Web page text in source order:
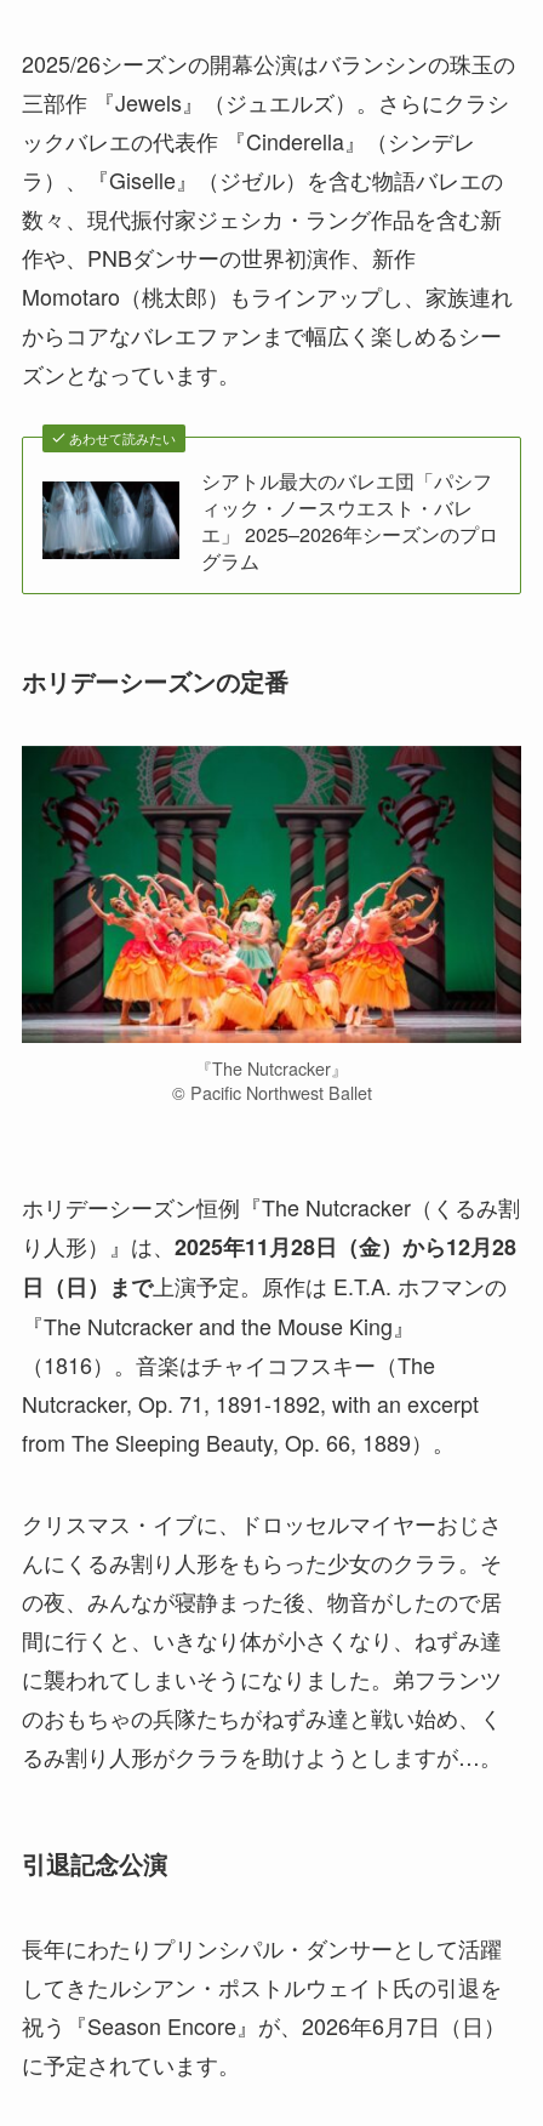
2025/26シーズンの開幕公演はバランシンの珠玉の
三部作 『Jewels』（ジュエルズ）。さらにクラシ
ックバレエの代表作 『Cinderella』（シンデレ
ラ）、『Giselle』（ジゼル）を含む物語バレエの
数々、現代振付家ジェシカ・ラング作品を含む新
作や、PNBダンサーの世界初演作、新作
Momotaro（桃太郎）もラインアップし、家族連れ
からコアなバレエファンまで幅広く楽しめるシー
ズンとなっています。
あわせて読みたい
シアトル最大のバレエ団「パシフ
ィック・ノースウエスト・バレ
エ」 2025–2026年シーズンのプロ
グラム
ホリデーシーズンの定番
『The Nutcracker』
©︎ Pacific Northwest Ballet
ホリデーシーズン恒例『The Nutcracker（くるみ割
り人形）』は、 2025年11月28日（金）から12月28
日（日）まで上演予定。原作は E.T.A. ホフマンの
『The Nutcracker and the Mouse King』
（1816）。音楽はチャイコフスキー（The
Nutcracker, Op. 71, 1891-1892, with an excerpt
from The Sleeping Beauty, Op. 66, 1889）。
クリスマス・イブに、ドロッセルマイヤーおじさ
んにくるみ割り人形をもらった少女のクララ。そ
の夜、みんなが寝静まった後、物音がしたので居
間に行くと、いきなり体が小さくなり、ねずみ達
に襲われてしまいそうになりました。弟フランツ
のおもちゃの兵隊たちがねずみ達と戦い始め、く
るみ割り人形がクララを助けようとしますが…。
引退記念公演
長年にわたりプリンシパル・ダンサーとして活躍
してきたルシアン・ポストルウェイト氏の引退を
祝う『Season Encore』が、2026年6月7日（日）
に予定されています。